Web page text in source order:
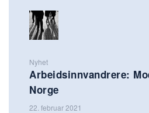
Nyhet
Arbeidsinnvandrere:
Norge
22. februar 2021